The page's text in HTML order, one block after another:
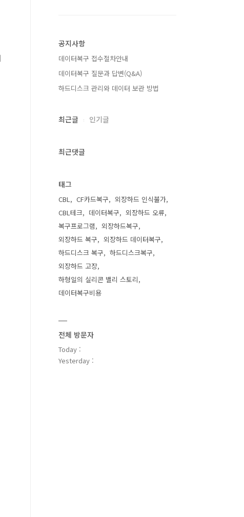
공지사항
데이터복구 접수절차안내
데이터복구 질문과 답변(Q&A)
하드디스크 관리와 데이터 보관 방법
최근글 인기글
최근댓글
태그
CBL CF카드복구
외장하드 인식불가
CBL테크
데이터복구
외장하드 오류
복구프로그램
외장하드복구
외장하드 복구
외장하드 데이터복구
하드디스크 복구
하드디스크복구
외장하드 고장
하형일의 실리콘 밸리 스토리
데이터복구비용
전체 방문자
Today :
Yesterday :